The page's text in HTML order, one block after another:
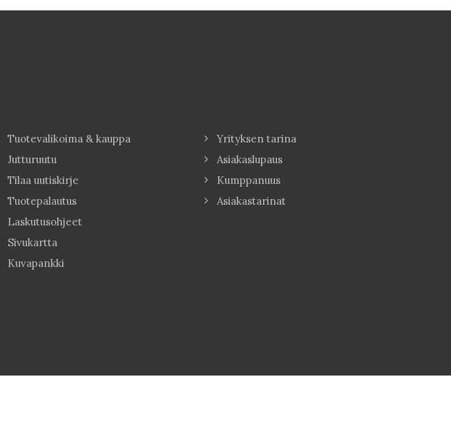
Tuotevalikoima & kauppa
Jutturuutu
Tilaa uutiskirje
Tuotepalautus
Laskutusohjeet
Sivukartta
Kuvapankki
Yrityksen tarina
Asiakaslupaus
Kumppanuus
Asiakastarinat